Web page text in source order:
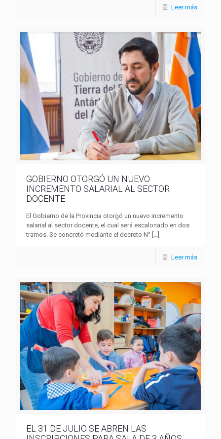
Leer más
GOBIERNO OTORGÓ UN NUEVO
INCREMENTO SALARIAL AL SECTOR
DOCENTE
El Gobierno de la Provincia otorgó un nuevo incremento
salarial al sector docente, el cual será escalonado en dos
tramos. Se concretó mediante el decreto N°
Leer más
EL 31 DE JULIO SE ABREN LAS